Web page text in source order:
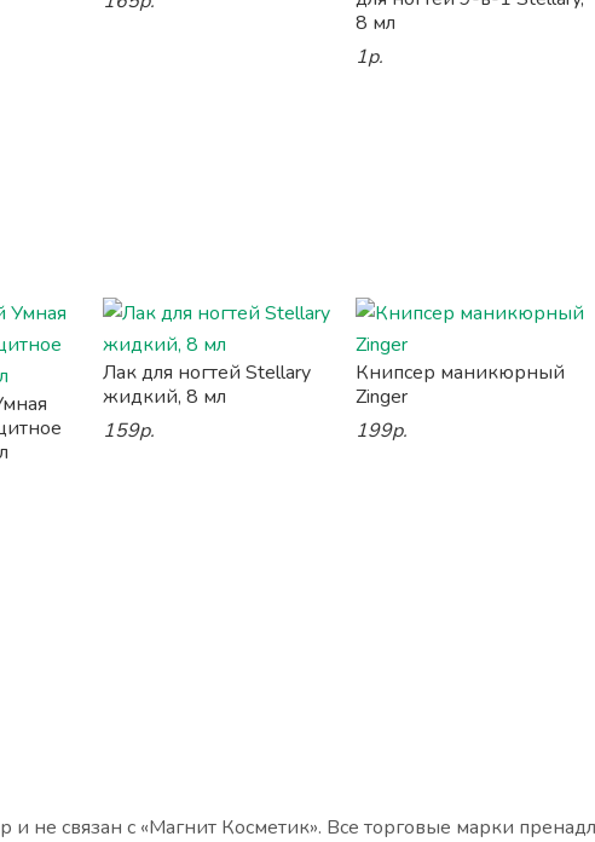
8 мл
1р.
Лак для ногтей Stellary
жидкий, 8 мл
159р.
Книпсер маникюрный
Zinger
199р.
не связан с «Магнит Косметик». Все торговые марки